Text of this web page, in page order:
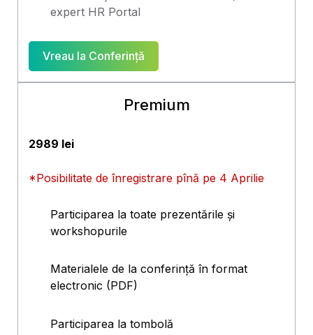
expert HR Portal
Vreau la Conferință
Premium
2989 lei
*Posibilitate de înregistrare pînă pe 4 Aprilie
Participarea la toate prezentările și
workshopurile
Materialele de la conferință în format
electronic (PDF)
Participarea la tombolă